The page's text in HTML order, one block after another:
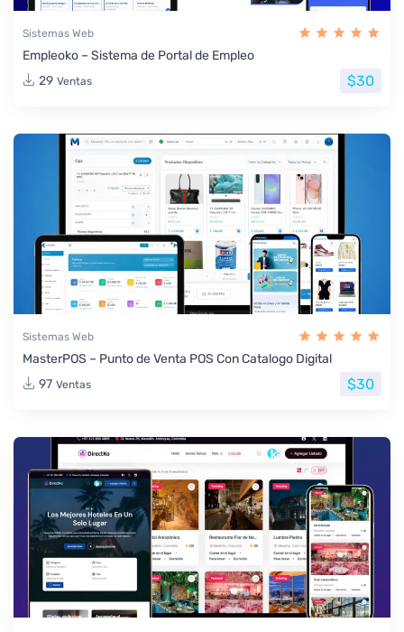
Sistemas Web
Empleoko – Sistema de Portal de Empleo
29 Ventas $30
Sistemas Web
MasterPOS – Punto de Venta POS Con Catalogo Digital
97 Ventas $30